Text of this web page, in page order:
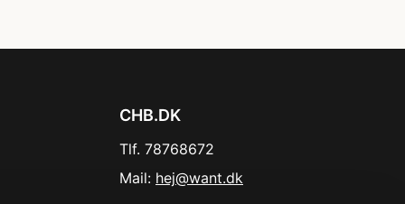
CHB.DK
Tlf. 78768672
Mail: hej@want.dk